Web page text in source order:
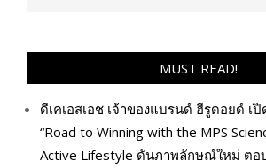
MUST READ!
ดีเคเอสเอช เจ้าของแบรนด์ ฮีรูดอยด์ เ
“Road to Winning with the MPS
Active Lifestyle ดันภาพลักษณ์ใหม่ ตอ